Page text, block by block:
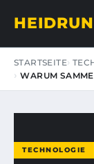
STARTSEITE
WARUM
TECHNOLOGIE